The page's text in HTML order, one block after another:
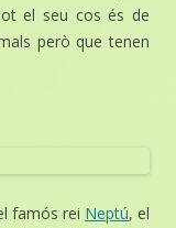
el seu cos és de
però que tenen
famós rei Neptú, el